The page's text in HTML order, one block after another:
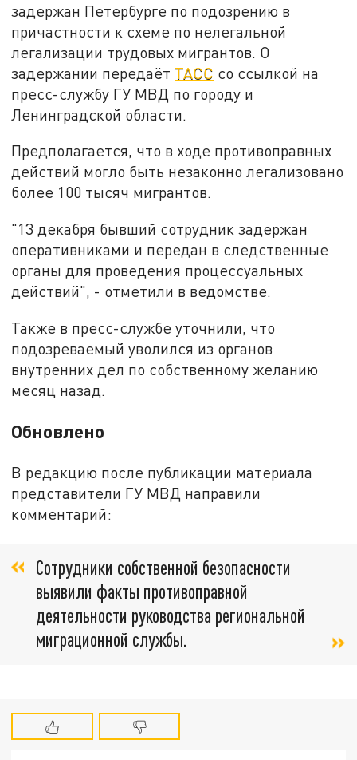
задержан Петербурге по подозрению в
причастности к схеме по нелегальной
легализации трудовых мигрантов. О
задержании передаёт ТАСС со ссылкой на
пресс-службу ГУ МВД по городу и
Ленинградской области.
Предполагается, что в ходе противоправных
действий могло быть незаконно легализовано
более 100 тысяч мигрантов.
"13 декабря бывший сотрудник задержан
оперативниками и передан в следственные
органы для проведения процессуальных
действий", - отметили в ведомстве.
Также в пресс-службе уточнили, что
подозреваемый уволился из органов
внутренних дел по собственному желанию
месяц назад.
Обновлено
В редакцию после публикации материала
представители ГУ МВД направили
комментарий:
Сотрудники собственной безопасности
выявили факты противоправной
деятельности руководства региональной
миграционной службы.